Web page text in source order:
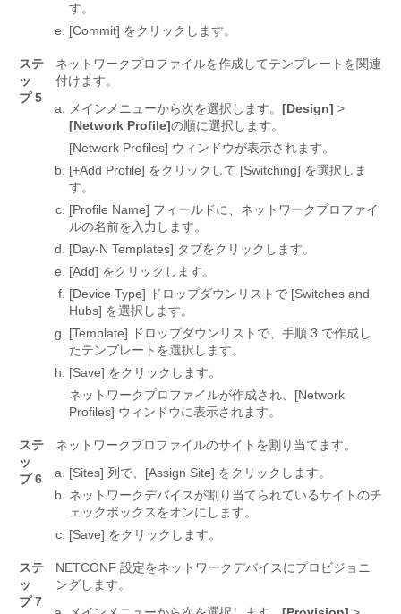
す。
[Commit] をクリックします。
ステ
ッ
プ 5
ネットワークプロファイルを作成してテンプレートを関連
付けます。
メインメニューから次を選択します。 [Design] >
[Network Profile]の順に選択します。
[Network Profiles] ウィンドウが表示されます。
[+Add Profile] をクリックして [Switching] を選択しま
す。
[Profile Name] フィールドに、ネットワークプロファイ
ルの名前を入力します。
[Day-N Templates] タブをクリックします。
[Add] をクリックします。
[Device Type] ドロップダウンリストで [Switches and
Hubs] を選択します。
[Template] ドロップダウンリストで、手順 3 で作成し
たテンプレートを選択します。
[Save] をクリックします。
ネットワークプロファイルが作成され、[Network
Profiles] ウィンドウに表示されます。
ステ
ッ
プ 6
ネットワークプロファイルのサイトを割り当てます。
[Sites] 列で、[Assign Site] をクリックします。
ネットワークデバイスが割り当てられているサイトのチ
ェックボックスをオンにします。
[Save] をクリックします。
ステ
ッ
プ 7
NETCONF 設定をネットワークデバイスにプロビジョニ
ングします。